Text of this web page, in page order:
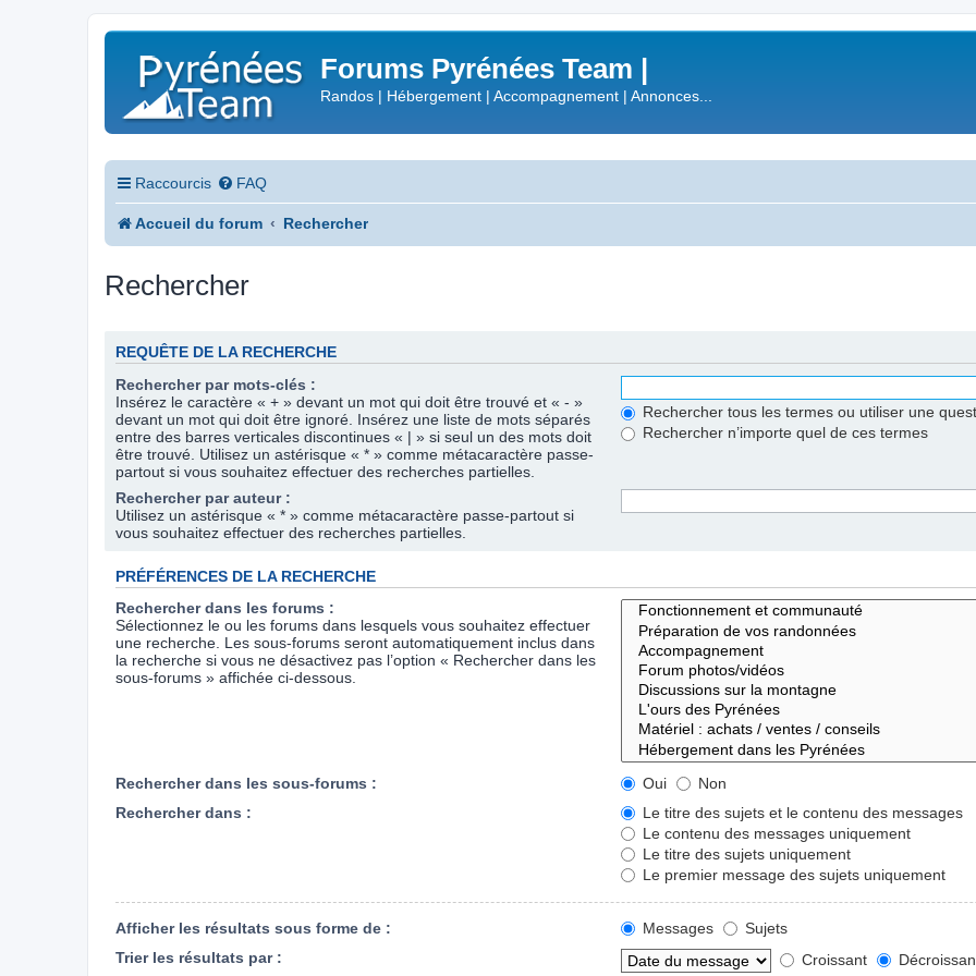
Forums Pyrénées Team |
Randos | Hébergement | Accompagnement | Annonces...
Raccourcis FAQ
Accueil du forum Rechercher
Rechercher
REQUÊTE DE LA RECHERCHE
Rechercher par mots-clés :
Insérez le caractère « + » devant un mot qui doit être trouvé et « - »
devant un mot qui doit être ignoré. Insérez une liste de mots séparés
entre des barres verticales discontinues « | » si seul un des mots doit
être trouvé. Utilisez un astérisque « * » comme métacaractère passe-
partout si vous souhaitez effectuer des recherches partielles.
Rechercher tous les termes ou utiliser une
Rechercher n’importe quel de ces termes
Rechercher par auteur :
Utilisez un astérisque « * » comme métacaractère passe-partout si
vous souhaitez effectuer des recherches partielles.
PRÉFÉRENCES DE LA RECHERCHE
Rechercher dans les forums :
Sélectionnez le ou les forums dans lesquels vous souhaitez effectuer
une recherche. Les sous-forums seront automatiquement inclus dans
la recherche si vous ne désactivez pas l’option « Rechercher dans les
sous-forums » affichée ci-dessous.
Rechercher dans les sous-forums : Oui
Non
Rechercher dans :
Le titre des sujets et le contenu des messages
Le contenu des messages uniquement
Le titre des sujets uniquement
Le premier message des sujets uniquement
Afficher les résultats sous forme de : Messages
Sujets
Trier les résultats par :
Croissant